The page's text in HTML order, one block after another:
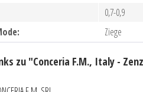
0,7-0,9
Ziege
zu "Conceria F.M., Italy -